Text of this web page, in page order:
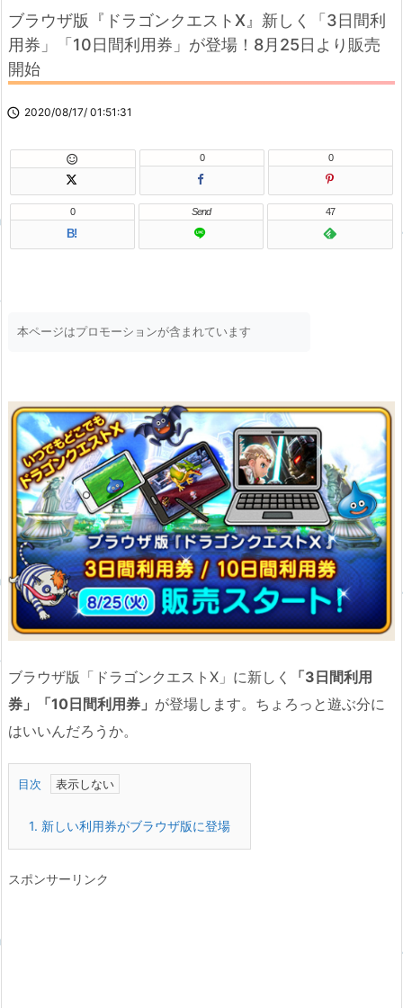
ブラウザ版『ドラゴンクエストX』新しく「3日間利
用券」「10日間利用券」が登場！8月25日より販売
開始
 2020/08/17/ 01:51:31
 0 0
B!
0 Send 47
本ページはプロモーションが含まれています
ブラウザ版「ドラゴンクエストX」に新しく
「3日間利用
券」「10日間利用券」 が登場します。ちょろっと遊ぶ分に
はいいんだろうか。
目次
1. 新しい利用券がブラウザ版に登場
スポンサーリンク